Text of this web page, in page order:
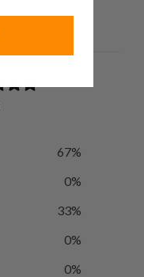
67%
0%
33%
0%
0%